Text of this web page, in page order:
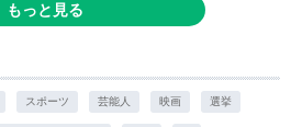
もっと見る
スポーツ 芸能人 映画 選挙